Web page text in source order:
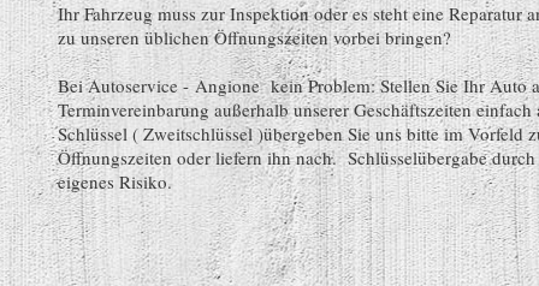
Ihr Fahrzeug muss zur Inspektion oder es steht eine Reparatur
zu unseren üblichen Öffnungszeiten vorbei bringen?
Bei Autoservice - Angione kein Problem: Stellen Sie Ihr Auto
Terminvereinbarung außerhalb unserer Geschäftszeiten
Schlüssel ( Zweitschlüssel )übergeben Sie uns bitte im Vorfeld
Öffnungszeiten oder liefern ihn nach. Schlüsselübergabe
eigenes Risiko.